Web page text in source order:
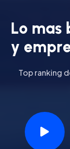
Lo mas
y empr
Top ranking